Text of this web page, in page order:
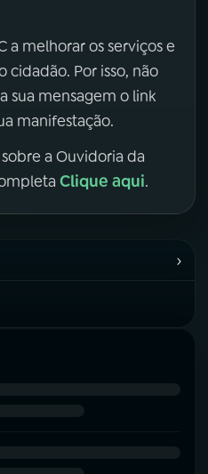
a melhorar os serviços e
cidadão. Por isso, não
sua mensagem o link
manifestação.
a Ouvidoria da
Clique aqui.
›